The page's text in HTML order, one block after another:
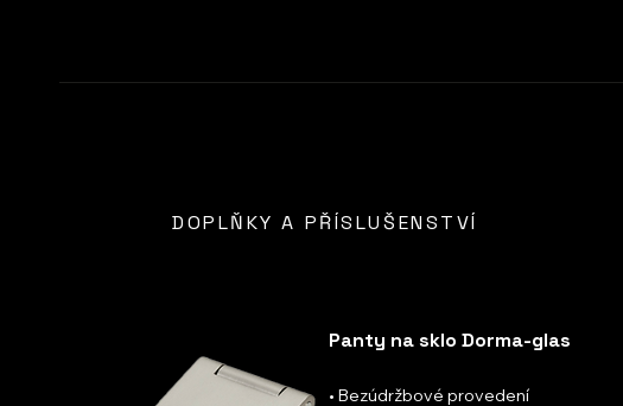
DOPLŇKY A PŘÍSLUŠENSTVÍ
Panty na sklo Dorma-glas
• Bezúdržbové provedení